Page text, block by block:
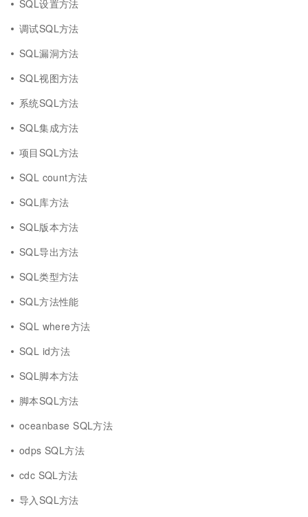
SQL设置方法
调试SQL方法
SQL漏洞方法
SQL视图方法
系统SQL方法
SQL集成方法
项目SQL方法
SQL count方法
SQL库方法
SQL版本方法
SQL导出方法
SQL类型方法
SQL方法性能
SQL where方法
SQL id方法
SQL脚本方法
脚本SQL方法
oceanbase SQL方法
odps SQL方法
cdc SQL方法
导入SQL方法